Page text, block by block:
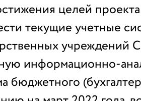
целей
текущие учетные
учреждений
информационно-
бюджетного